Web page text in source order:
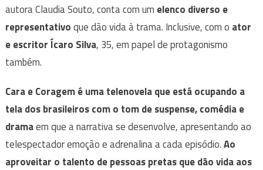
autora Claudia Souto, conta com um elenco diverso e
representativoque dão vida à trama. Inclusive, com o ator
e escritor Ícaro Silva, 35, em papel de protagonismo
também.
Cara e Coragem é uma telenovela que está ocupando a
tela dos brasileiros com o tom de suspense, comédia e
dramaem que a narrativa se desenvolve, apresentando ao
telespectador emoção e adrenalina a cada episódio.Ao
aproveitar o talento de pessoas pretas que dão vida aos